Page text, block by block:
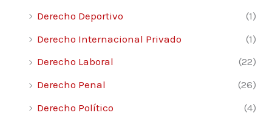
Derecho Deportivo
(1)
Derecho Internacional Privado
(1)
Derecho Laboral
(22)
Derecho Penal
(26)
Derecho Político
(4)